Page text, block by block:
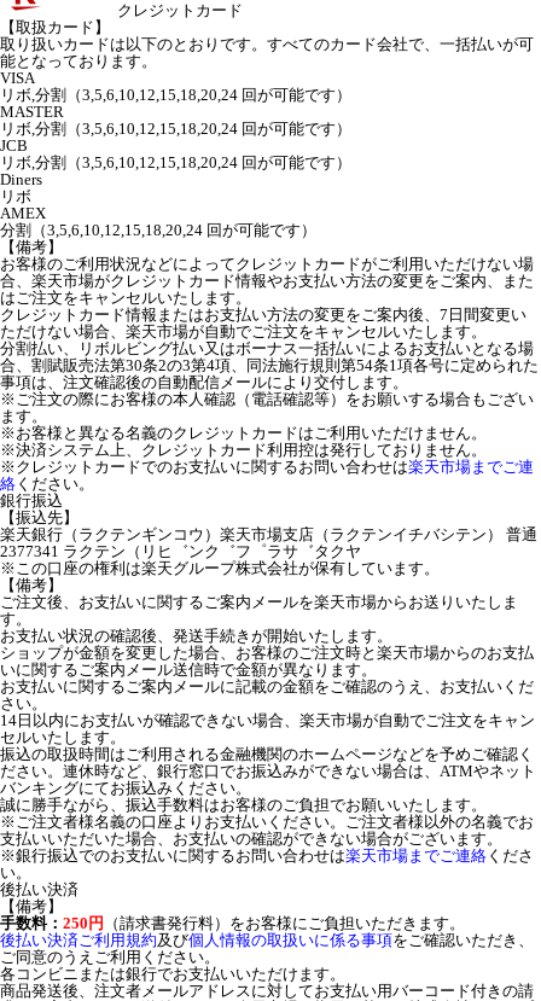
クレジットカード
【取扱カード】
取り扱いカードは以下のとおりです。すべてのカード会社で、一括払いが可
能となっております。
VISA
リボ,分割（3,5,6,10,12,15,18,20,24 回が可能です）
MASTER
リボ,分割（3,5,6,10,12,15,18,20,24 回が可能です）
JCB
リボ,分割（3,5,6,10,12,15,18,20,24 回が可能です）
Diners
リボ
AMEX
分割（3,5,6,10,12,15,18,20,24 回が可能です）
【備考】
お客様のご利用状況などによってクレジットカードがご利用いただけない場
合、楽天市場がクレジットカード情報やお支払い方法の変更をご案内、また
はご注文をキャンセルいたします。
クレジットカード情報またはお支払い方法の変更をご案内後、7日間変更い
ただけない場合、楽天市場が自動でご注文をキャンセルいたします。
分割払い、リボルビング払い又はボーナス一括払いによるお支払いとなる場
合、割賦販売法第30条2の3第4項、同法施行規則第54条1項各号に定められた
事項は、注文確認後の自動配信メールにより交付します。
※ご注文の際にお客様の本人確認（電話確認等）をお願いする場合もござい
ます。
※お客様と異なる名義のクレジットカードはご利用いただけません。
※決済システム上、クレジットカード利用控は発行しておりません。
※クレジットカードでのお支払いに関するお問い合わせは楽天市場までご連
絡 ください。
銀行振込
【振込先】
楽天銀行（ラクテンギンコウ）楽天市場支店（ラクテンイチバシテン） 普通
2377341 ラクテン（リヒ゛ンク゛フ゜ラサ゛タクヤ
※この口座の権利は楽天グループ株式会社が保有しています。
【備考】
ご注文後、お支払いに関するご案内メールを楽天市場からお送りいたしま
す。
お支払い状況の確認後、発送手続きが開始いたします。
ショップが金額を変更した場合、お客様のご注文時と楽天市場からのお支払
いに関するご案内メール送信時で金額が異なります。
お支払いに関するご案内メールに記載の金額をご確認のうえ、お支払いくだ
さい。
14日以内にお支払いが確認できない場合、楽天市場が自動でご注文をキャン
セルいたします。
振込の取扱時間はご利用される金融機関のホームページなどを予めご確認く
ださい。連休時など、銀行窓口でお振込みができない場合は、ATMやネット
バンキングにてお振込みください。
誠に勝手ながら、振込手数料はお客様のご負担でお願いいたします。
※ご注文者様名義の口座よりお支払いください。ご注文者様以外の名義でお
支払いいただいた場合、お支払いの確認ができない場合がございます。
※銀行振込でのお支払いに関するお問い合わせは楽天市場までご連絡 くださ
い。
後払い決済
【備考】
手数料： 250円
（請求書発行料）をお客様にご負担いただきます。
後払い決済ご利用規約及び個人情報の取扱いに係る事項をご確認いただき、
ご同意のうえご利用ください。
各コンビニまたは銀行でお支払いいただけます。
商品発送後、注文者メールアドレスに対してお支払い用バーコード付きの請